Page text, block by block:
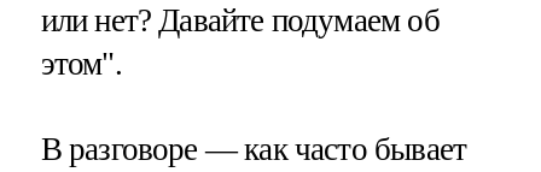
или нет? Давайте подумаем об
этом".
В разговоре — как часто бывает